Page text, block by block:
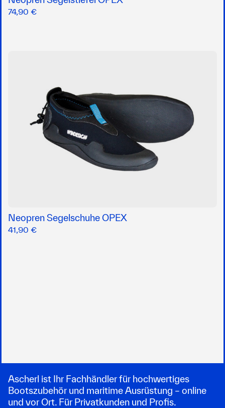
74,90 €
Neopren Segelschuhe OPEX
41,90 €
Ascherl ist Ihr Fachhändler für hochwertiges
Bootszubehör und maritime Ausrüstung – online
und vor Ort. Für Privatkunden und Profis.